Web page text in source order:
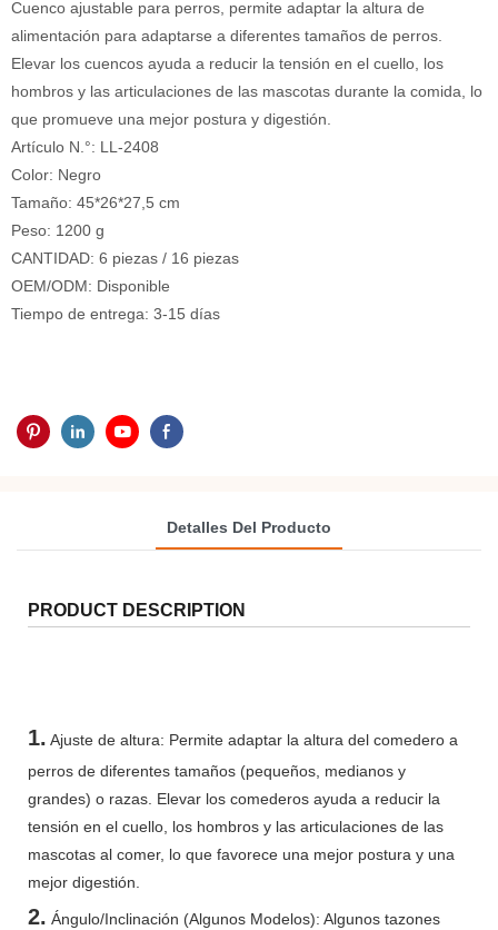
Cuenco ajustable para perros, permite adaptar la altura de
alimentación para adaptarse a diferentes tamaños de perros.
Elevar los cuencos ayuda a reducir la tensión en el cuello, los
hombros y las articulaciones de las mascotas durante la comida, lo
que promueve una mejor postura y digestión.
Artículo N.°: LL-2408
Color: Negro
Tamaño: 45*26*27,5 cm
Peso: 1200 g
CANTIDAD: 6 piezas / 16 piezas
OEM/ODM: Disponible
Tiempo de entrega: 3-15 días
Detalles Del Producto
PRODUCT DESCRIPTION
1. Ajuste de altura: Permite adaptar la altura del comedero a
perros de diferentes tamaños (pequeños, medianos y
grandes) o razas. Elevar los comederos ayuda a reducir la
tensión en el cuello, los hombros y las articulaciones de las
mascotas al comer, lo que favorece una mejor postura y una
mejor digestión.
2. Ángulo/Inclinación (Algunos Modelos): Algunos tazones